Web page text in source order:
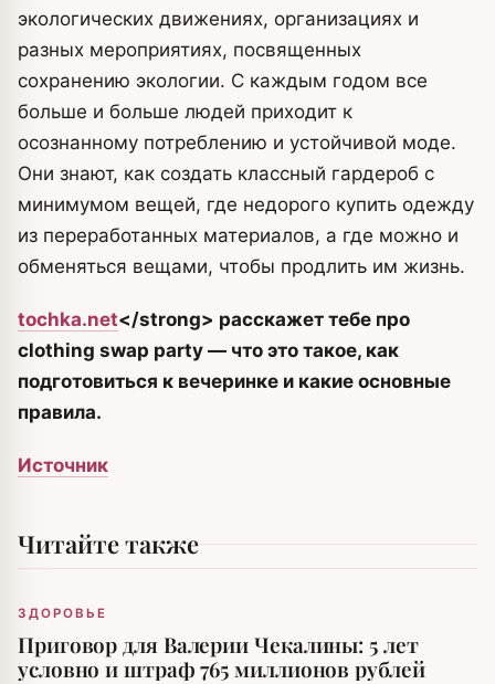
экологических движениях, организациях и
разных мероприятиях, посвященных
сохранению экологии. С каждым годом все
больше и больше людей приходит к
осознанному потреблению и устойчивой моде.
Они знают, как создать классный гардероб с
минимумом вещей, где недорого купить одежду
из переработанных материалов, а где можно и
обменяться вещами, чтобы продлить им жизнь.
tochka.net</strong> расскажет тебе про
clothing swap party — что это такое, как
подготовиться к вечеринке и какие основные
правила.
Источник
Читайте также
ЗДОРОВЬЕ
Приговор для Валерии Чекалины: 5 лет
условно и штраф 765 миллионов рублей